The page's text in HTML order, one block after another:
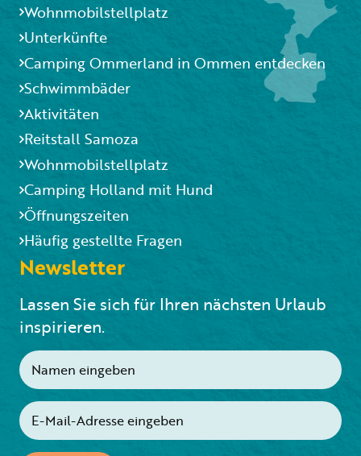
Wohnmobilstellplatz
Unterkünfte
Camping Ommerland in Ommen entdecken
Schwimmbäder
Aktivitäten
Reitstall Samoza
Wohnmobilstellplatz
Camping Holland mit Hund
Öffnungszeiten
Häufig gestellte Fragen
Newsletter
Lassen Sie sich für Ihren nächsten Urlaub
inspirieren.